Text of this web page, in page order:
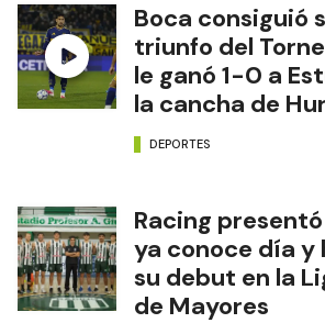
Boca consiguió
triunfo del
le ganó 1-0 a
la cancha de
DEPORTES
Racing
ya conoce día y
su debut en la
de Mayores